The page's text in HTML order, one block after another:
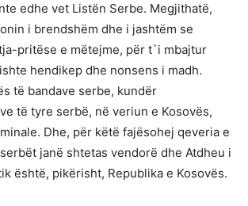
edhe vet Listën Serbe. Megjithatë,
i brendshëm dhe i jashtëm se
pritëse e mëtejme, për t`i mbajtur
hendikep dhe nonsens i madh.
të bandave serbe, kundër
të tyre serbë, në veriun e Kosovës,
Dhe, për këtë fajësohej qeveria e
janë shtetas vendorë dhe Atdheu i
është, pikërisht, Republika e Kosovës.